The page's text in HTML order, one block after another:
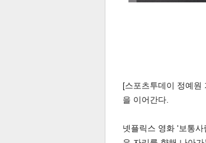
인
[스포츠투데이 정예원
을 이어간다.
넷플릭스 영화 '보통